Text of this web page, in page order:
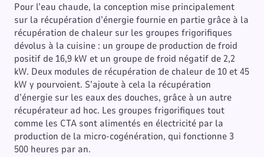
Pour l’eau chaude, la conception mise principalement
sur la récupération d’énergie fournie en partie grâce à la
récupération de chaleur sur les groupes frigorifiques
dévolus à la cuisine : un groupe de production de froid
positif de 16,9 kW et un groupe de froid négatif de 2,2
kW. Deux modules de récupération de chaleur de 10 et 45
kW y pourvoient. S’ajoute à cela la récupération
d’énergie sur les eaux des douches, grâce à un autre
récupérateur ad hoc. Les groupes frigorifiques tout
comme les CTA sont alimentés en électricité par la
production de la micro-cogénération, qui fonctionne 3
500 heures par an.